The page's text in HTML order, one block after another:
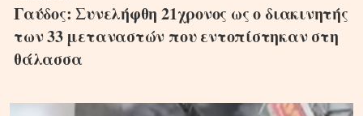
Γαύδος: Συνελήφθη 21χρονος ως ο διακινητής
των 33 μεταναστών που εντοπίστηκαν στη
θάλασσα